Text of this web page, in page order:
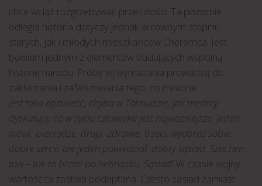
chce wciąż rozgrzebywać przeszłości. Ta pozornie
odległa historia dotyczy jednak w równym stopniu
starych, jak i młodych mieszkańców Cheremca. Jest
bowiem jednym z elementów budujących wspólną
historię narodu. Próby jej wymazania prowadzą do
zakłamania i zafałszowania tego, co minione.
Jest taka opowieść, chyba w Talmudzie, jak mędrcy
dyskutują, co w życiu człowieka jest najważniejsze. Jeden
mówi: pieniądze, drugi: zdrowie, trzeci, wyobraź sobie:
dobre serce, ale jeden powiedział: dobry sąsiad. Szochen
tow – tak to brzmi po hebrajsku. Sąsiad! W czasie wojny
wartość ta została podeptana. Często sąsiad zamiast